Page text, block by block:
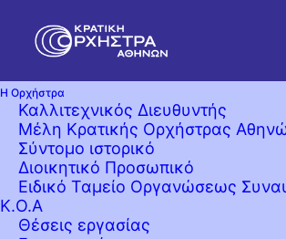
Η Ορχήστρα
Καλλιτεχνικός Διευθυντής
Μέλη Κρατικής Ορχήστρας
Σύντομο ιστορικό
Διοικητικό Προσωπικό
Ειδικό Ταμείο Οργανώσεως
Κ.Ο.Α
Θέσεις εργασίας